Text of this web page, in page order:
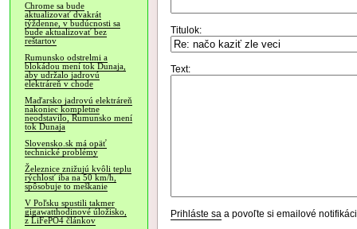
Chrome sa bude
aktualizovať dvakrát
týždenne, v budúcnosti sa
bude aktualizovať bez
reštartov
Rumunsko odstrelmi a
blokádou mení tok Dunaja,
aby udržalo jadrovú
elektráreň v chode
Maďarsko jadrovú elektráreň
nakoniec kompletne
neodstavilo, Rumunsko mení
tok Dunaja
Slovensko.sk má opäť
technické problémy
Železnice znižujú kvôli teplu
rýchlosť iba na 50 km/h,
spôsobuje to meškanie
V Poľsku spustili takmer
gigawatthodinové úložisko,
z LiFePO4 článkov
Titulok:
Text:
Prihláste sa a povoľte si emailové